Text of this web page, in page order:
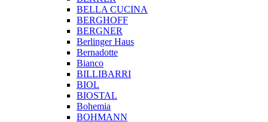
BELLA CUCINA
BERGHOFF
BERGNER
Berlinger Haus
Bernadotte
Bianco
BILLIBARRI
BIOL
BIOSTAL
Bohemia
BOHMANN